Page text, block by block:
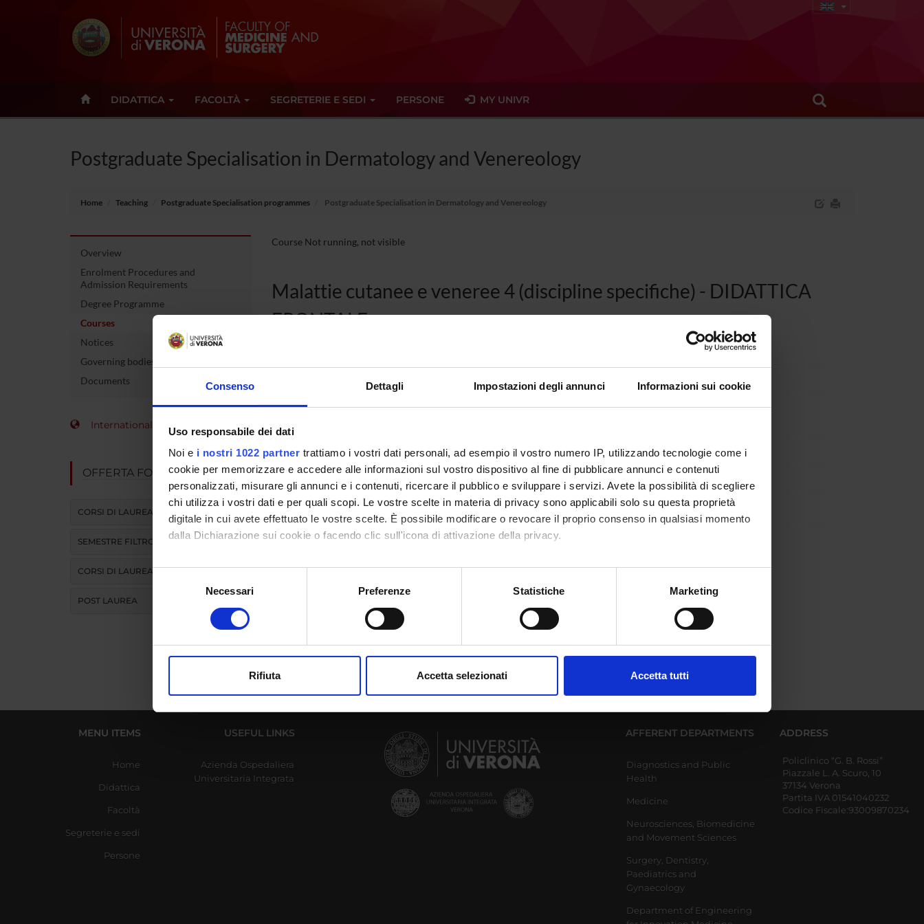
Consenso Dettagli Impostazioni degli annunci Informazioni sui cookie
Uso responsabile dei dati
Noi e i nostri 1022 partner trattiamo i vostri dati personali, ad esempio il vostro numero IP, utilizzando tecnologie come i
cookie per memorizzare e accedere alle informazioni sul vostro dispositivo al fine di pubblicare annunci e contenuti
personalizzati, misurare gli annunci e i contenuti, ricercare il pubblico e sviluppare i servizi. Avete la possibilità di scegliere
chi utilizza i vostri dati e per quali scopi. Le vostre scelte in materia di privacy sono applicabili solo su questa proprietà
digitale in cui avete effettuato le vostre scelte. È possibile modificare o revocare il proprio consenso in qualsiasi momento
dalla Dichiarazione sui cookie o facendo clic sull'icona di attivazione della privacy.
Con il tuo consenso, vorremmo anche:
raccogliere informazioni sulla tua posizione geografica, con un'approssimazione di qualche metro,
digitali).
modificare o ritirare il tuo consenso in qualsiasi momento dalla Dichiarazione sui cookie.
che hanno raccolto dal tuo utilizzo dei loro servizi.
Selezione
Necessari Preferenze Statistiche Marketing
Rifiuta Accetta selezionati Accetta tutti
DIDATTICA FACOLTÀ SEGRETERIE E SEDI PERSONE MY UNIVR
Postgraduate Specialisation in Dermatology and Venereology
Home Teaching Postgraduate Specialisation programmes Postgraduate Specialisation in Dermatology and Venereology
Overview
Enrolment Procedures and
Admission Requirements
Degree Programme
Courses
Notices
Governing bodies
Documents
International Students
OFFERTA FORMATIVA
CORSI DI LAUREA
SEMESTRE FILTRO
CORSI DI LAUREA MAGISTRALE
POST LAUREA
Course Not running, not visible
Malattie cutanee e veneree 4 (discipline specifiche) - DIDATTICA
FRONTALE
Number of ECTS credits
4
Academic sector MED/35 - DERMATOLOGY AND VENEREAL DISEASES
Language of instruction Italian
Site VERONA
Period not yet allocated
To show the organization of the course that includes this module, follow this link Course organization
MENU ITEMS
Home
Didattica
Facoltà
Segreterie e sedi
Persone
USEFUL LINKS
Azienda Ospedaliera
Universitaria Integrata
AFFERENT DEPARTMENTS
Diagnostics and Public
Health
Medicine
Neurosciences, Biomedicine
and Movement Sciences
Surgery, Dentistry,
Paediatrics and
Gynaecology
Department of Engineering
ADDRESS
Policlinico “G. B. Rossi”
Piazzale L. A. Scuro, 10
37134 Verona
Partita IVA 01541040232
Codice Fiscale:93009870234